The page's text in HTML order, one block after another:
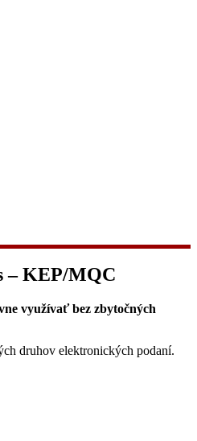
– KEP/MQC
využívať bez zbytočných
druhov elektronických podaní.